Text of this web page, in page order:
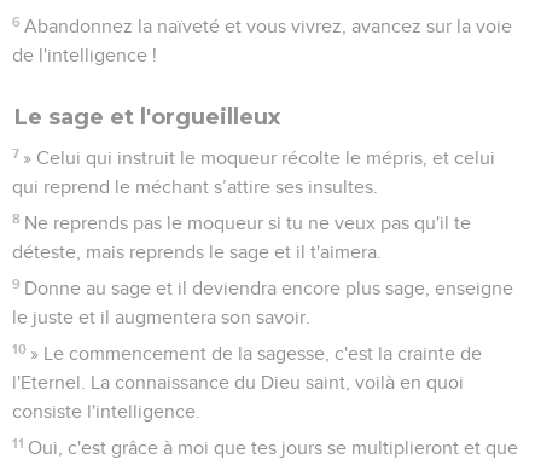
6 Abandonnez la naïveté et vous vivrez, avancez sur la voie
de l'intelligence !
Le sage et l'orgueilleux
7 » Celui qui instruit le moqueur récolte le mépris, et celui
qui reprend le méchant s’attire ses insultes.
8 Ne reprends pas le moqueur si tu ne veux pas qu'il te
déteste, mais reprends le sage et il t'aimera.
9 Donne au sage et il deviendra encore plus sage, enseigne
le juste et il augmentera son savoir.
10 » Le commencement de la sagesse, c'est la crainte de
l'Eternel. La connaissance du Dieu saint, voilà en quoi
consiste l'intelligence.
11 Oui, c'est grâce à moi que tes jours se multiplieront et que